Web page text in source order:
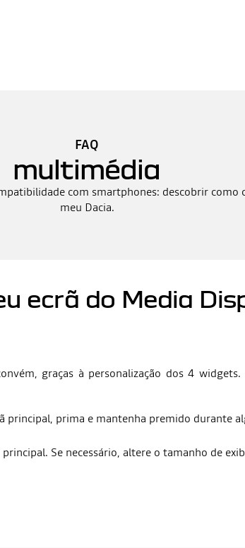
FAQ
multimédia
com smartphones: descobrir
meu Dacia.
ecrã do Media
graças à personalização dos 4
principal, prima e mantenha premido durante
Se necessário, altere o tamanho de